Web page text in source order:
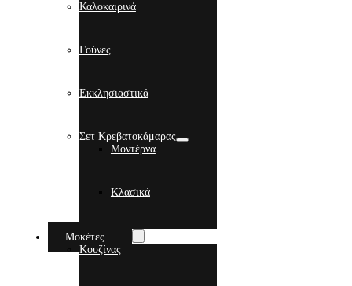
Καλοκαιρινά
Γούνες
Εκκλησιαστικά
Σετ Κρεβατοκάμαρας
Μοντέρνα
Κλασικά
Μοκέτες
Κουζίνας